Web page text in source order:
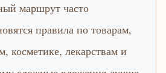
маршрут часто
правила по товарам,
косметике, лекарствам и